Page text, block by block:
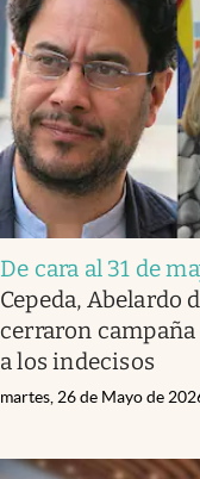
De cara al 31 de
Cepeda, Abelardo
cerraron
a los indecisos
martes, 26 de Mayo de